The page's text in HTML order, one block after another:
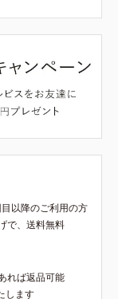
以降のご利用の方
で、送料無料
れば返品可能
します